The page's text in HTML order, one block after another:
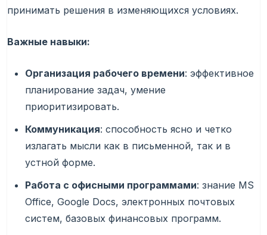
принимать решения в изменяющихся условиях.
Важные навыки:
Организация рабочего времени: эффективное
планирование задач, умение
приоритизировать.
Коммуникация: способность ясно и четко
излагать мысли как в письменной, так и в
устной форме.
Работа с офисными программами: знание MS
Office, Google Docs, электронных почтовых
систем, базовых финансовых программ.